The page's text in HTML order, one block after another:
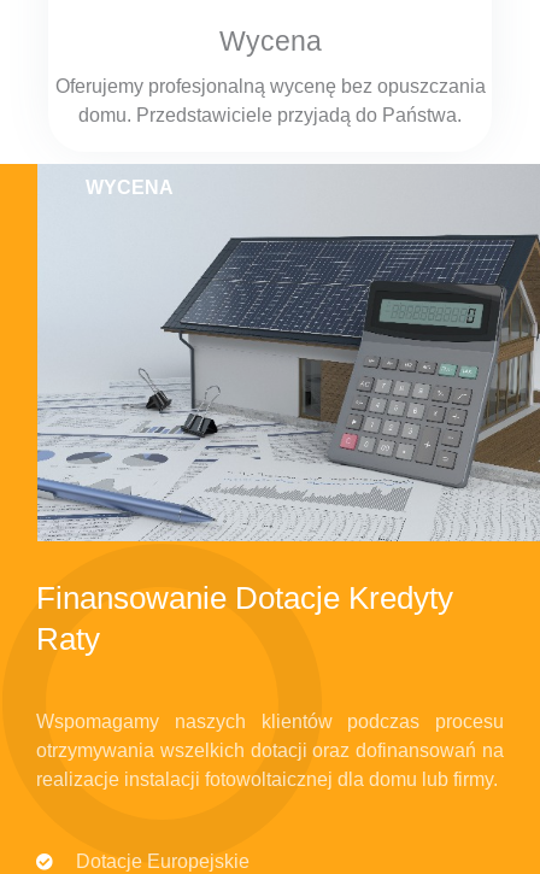
Wycena
Oferujemy profesjonalną wycenę bez opuszczania
domu. Przedstawiciele przyjadą do Państwa.
Finansowanie Dotacje Kredyty
Raty
Wspomagamy naszych klientów podczas procesu
otrzymywania wszelkich dotacji oraz dofinansowań na
realizacje instalacji fotowoltaicznej dla domu lub firmy.
Dotacje Europejskie
WYCENA